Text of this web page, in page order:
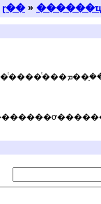
ɽ��» ������ҵ